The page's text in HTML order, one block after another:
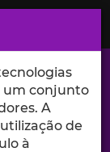
Iscte
um conjunto
A
de
à